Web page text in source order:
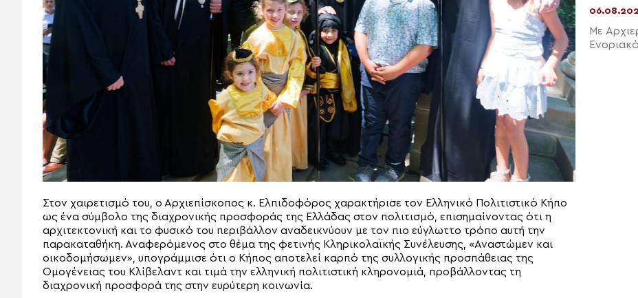
Στον χαιρετισμό του, ο Αρχιεπίσκοπος κ. Ελπιδοφόρος χαρακτήρισε τον Ελληνικό Πολιτιστικό Κήπο
ως ένα σύμβολο της διαχρονικής προσφοράς της Ελλάδας στον πολιτισμό, επισημαίνοντας ότι η
αρχιτεκτονική και το φυσικό του περιβάλλον αναδεικνύουν με τον πιο εύγλωττο τρόπο αυτή την
παρακαταθήκη. Αναφερόμενος στο θέμα της φετινής Κληρικολαϊκής Συνέλευσης, «Αναστώμεν και
οικοδομήσωμεν», υπογράμμισε ότι ο Κήπος αποτελεί καρπό της συλλογικής προσπάθειας της
Ομογένειας του Κλίβελαντ και τιμά την ελληνική πολιτιστική κληρονομιά, προβάλλοντας τη
διαχρονική προσφορά της στην ευρύτερη κοινωνία.
Με